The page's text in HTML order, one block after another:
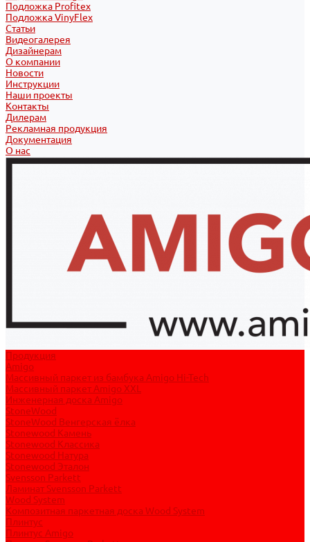
Подложка Profitex
Подложка VinyFlex
Статьи
Видеогалерея
Дизайнерам
О компании
Новости
Инструкции
Наши проекты
Контакты
Дилерам
Рекламная продукция
Документация
О нас
Продукция
Amigo
Массивный паркет из бамбука Amigo Hi-Tech
Массивный паркет Amigo XXL
Инженерная доска Amigo
StoneWood
StoneWood Венгерская ёлка
Stonewood Камень
Stonewood Классика
Stonewood Натура
Stonewood Эталон
Svensson Parkett
Ламинат Svensson Parkett
Wood System
Композитная паркетная доска Wood System
Плинтус
Плинтус Amigo